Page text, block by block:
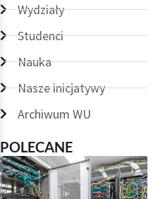
Wydziały
Studenci
Nauka
Nasze inicjatywy
Archiwum WU
POLECANE